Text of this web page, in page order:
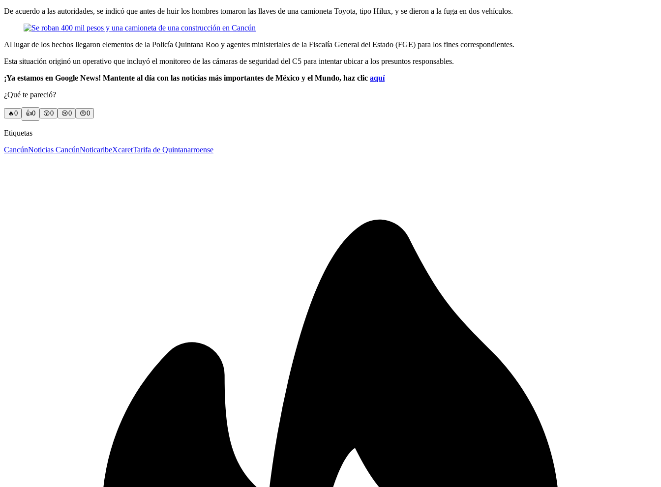
De acuerdo a las autoridades, se indicó que antes de huir los hombres tomaron las llaves de una camioneta Toyota, tipo Hilux, y se dieron a la fuga en dos vehículos.
Al lugar de los hechos llegaron elementos de la Policía Quintana Roo y agentes ministeriales de la Fiscalía General del Estado (FGE) para los fines correspondientes.
Esta situación originó un operativo que incluyó el monitoreo de las cámaras de seguridad del C5 para intentar ubicar a los presuntos responsables.
¡Ya estamos en Google News! Mantente al día con las noticias más importantes de México y el Mundo, haz clic aquí
¿Qué te pareció?
🔥0 👍0 😲0 😢0 😠0
Etiquetas
CancúnNoticias CancúnNoticaribeXcaretTarifa de Quintanarroense